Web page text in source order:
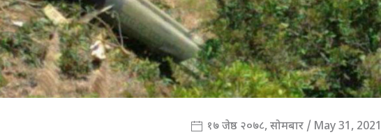
१७ जेष्ठ २०७८, सोमबार / May 31, 2021